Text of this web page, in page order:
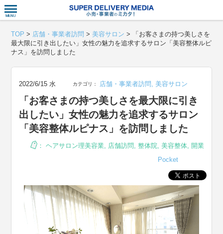
TOP > 店舗・事業者訪問 > 美容サロン >
「お客さまの持つ美しさを
最大限に引き出したい」女性の魅力を追求するサロン「美容整体ルピ
ナス」を訪問しました
2022/6/15 水 カテゴリ： 店舗・事業者訪問 , 美容サロン
「お客さまの持つ美しさを最大限に引き
出したい」女性の魅力を追求するサロン
「美容整体ルピナス」を訪問しました
： ヘアサロン理美容業, 店舗訪問 , 整体院, 美容整体, 開業
Pocket